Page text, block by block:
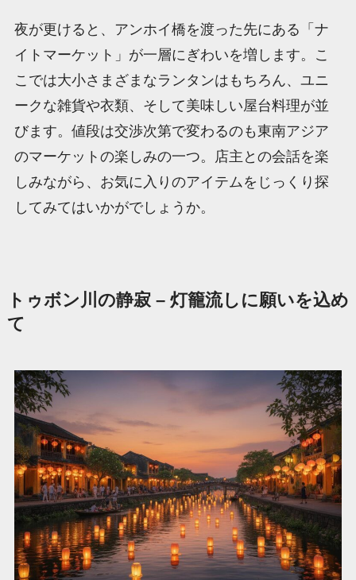
夜が更けると、アンホイ橋を渡った先にある「ナ
イトマーケット」が一層にぎわいを増します。こ
こでは大小さまざまなランタンはもちろん、ユニ
ークな雑貨や衣類、そして美味しい屋台料理が並
びます。値段は交渉次第で変わるのも東南アジア
のマーケットの楽しみの一つ。店主との会話を楽
しみながら、お気に入りのアイテムをじっくり探
してみてはいかがでしょうか。
トゥボン川の静寂 – 灯籠流しに願いを込め
て